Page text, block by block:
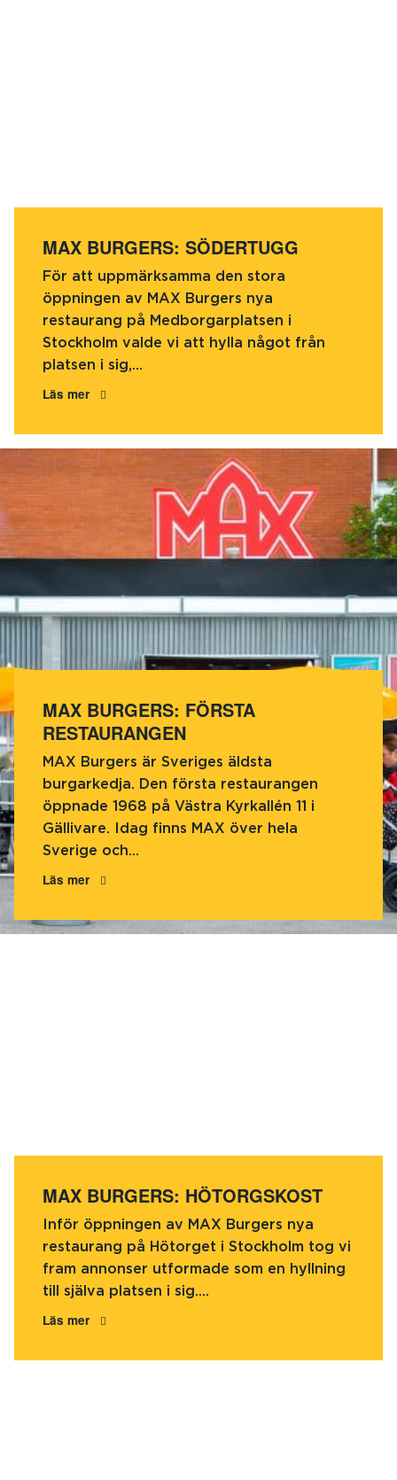
MAX BURGERS: SÖDERTUGG
För att uppmärksamma den stora
öppningen av MAX Burgers nya
restaurang på Medborgarplatsen i
Stockholm valde vi att hylla något från
platsen i sig,...
Läs mer
MAX BURGERS: FÖRSTA
RESTAURANGEN
MAX Burgers är Sveriges äldsta
burgarkedja. Den första restaurangen
öppnade 1968 på Västra Kyrkallén 11 i
Gällivare. Idag finns MAX över hela
Sverige och...
Läs mer
MAX BURGERS: HÖTORGSKOST
Inför öppningen av MAX Burgers nya
restaurang på Hötorget i Stockholm tog vi
fram annonser utformade som en hyllning
till själva platsen i sig....
Läs mer